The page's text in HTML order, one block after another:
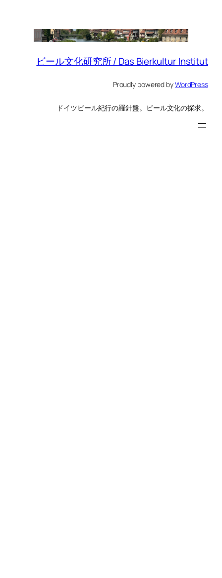
ビール文化研究所 / Das Bierkultur Institut
Proudly powered byWordPress
ドイツビール紀行の羅針盤。ビール文化の探求。